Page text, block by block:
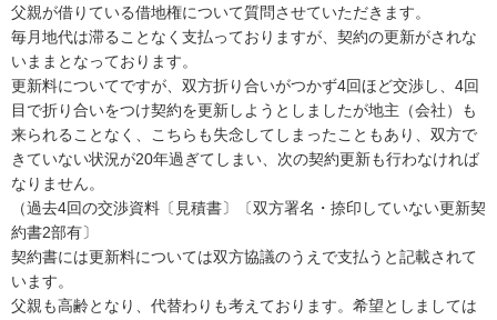
父親が借りている借地権について質問させていただきます。
毎月地代は滞ることなく支払っておりますが、契約の更新がされな
いままとなっております。
更新料についてですが、双方折り合いがつかず4回ほど交渉し、4回
目で折り合いをつけ契約を更新しようとしましたが地主（会社）も
来られることなく、こちらも失念してしまったこともあり、双方で
きていない状況が20年過ぎてしまい、次の契約更新も行わなければ
なりません。
（過去4回の交渉資料〔見積書〕〔双方署名・捺印していない更新契
約書2部有〕
契約書には更新料については双方協議のうえで支払うと記載されて
います。
父親も高齢となり、代替わりも考えております。希望としましては